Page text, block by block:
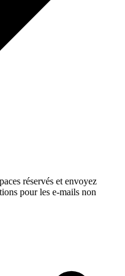
réservés et envoyez
pour les e-mails non